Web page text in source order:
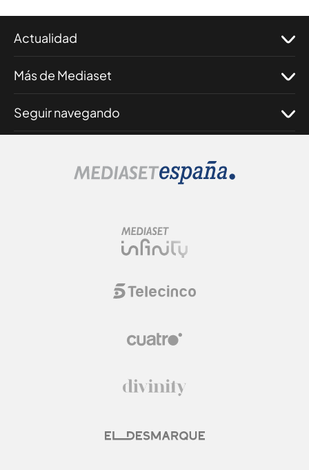
Actualidad
Más de Mediaset
Seguir navegando